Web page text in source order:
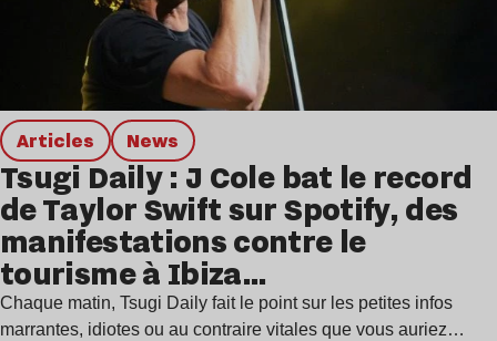
Articles news
Tsugi Daily : J Cole bat le record
de Taylor Swift sur Spotify, des
manifestations contre le
tourisme à Ibiza…
Chaque matin, Tsugi Daily fait le point sur les petites infos
marrantes, idiotes ou au contraire vitales que vous auriez…